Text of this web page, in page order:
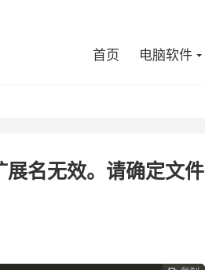
首页 电脑软件
名无效。请确定文件